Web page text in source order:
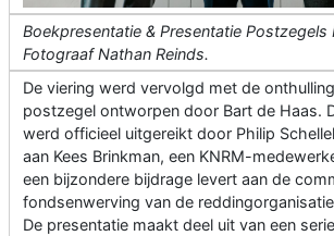
Boekpresentatie & Presentatie Postzegels
Fotograaf Nathan Reinds.
De viering werd vervolgd met de
postzegel ontworpen door Bart de Haas.
werd officieel uitgereikt door Philip
aan Kees Brinkman, een KNRM-
een bijzondere bijdrage levert aan de
fondsenwerving van de
De presentatie maakt deel uit van een